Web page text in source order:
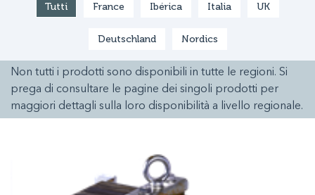
Tutti France Ibérica Italia UK
Deutschland Nordics
Non tutti i prodotti sono disponibili in tutte le regioni. Si
prega di consultare le pagine dei singoli prodotti per
maggiori dettagli sulla loro disponibilità a livello regionale.